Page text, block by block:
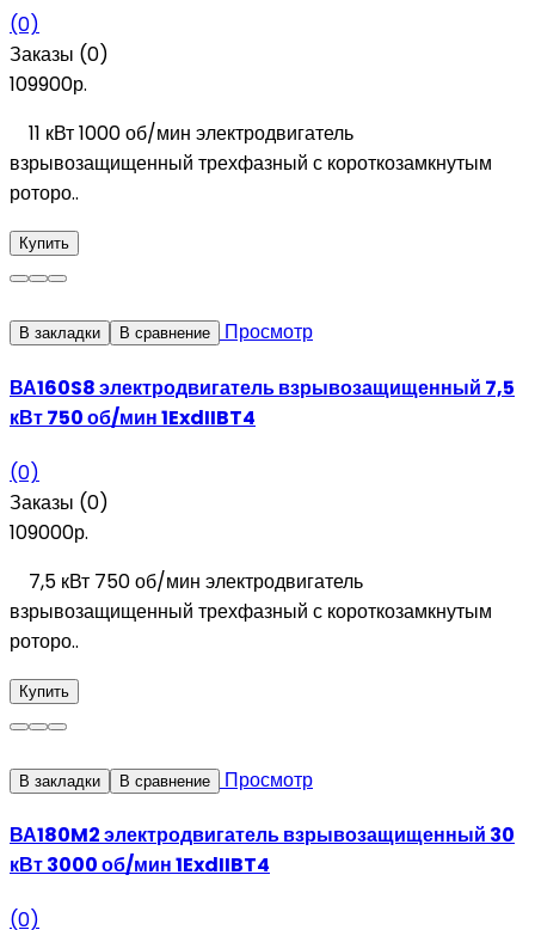
(0)
Заказы (0)
109900р.
11 кВт 1000 об/мин электродвигатель
взрывозащищенный трехфазный с короткозамкнутым
роторо..
Купить
В закладки В сравнение Просмотр
ВА160S8 электродвигатель взрывозащищенный 7,5
кВт 750 об/мин 1ExdIIBT4
(0)
Заказы (0)
109000р.
7,5 кВт 750 об/мин электродвигатель
взрывозащищенный трехфазный с короткозамкнутым
роторо..
Купить
В закладки В сравнение Просмотр
ВА180M2 электродвигатель взрывозащищенный 30
кВт 3000 об/мин 1ExdIIBT4
(0)